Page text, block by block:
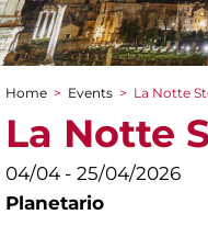
You are here
Home > Events > La Notte
La Notte
04/04 - 25/04/2026
Planetario